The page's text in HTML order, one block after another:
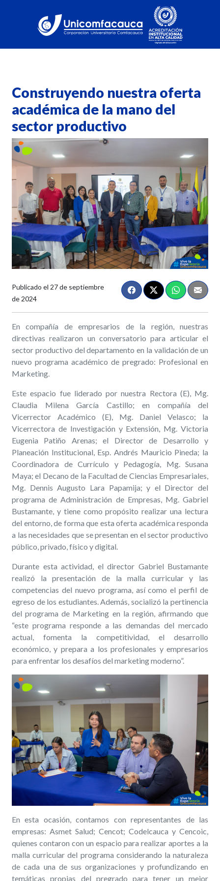
Construyendo nuestra oferta
académica de la mano del
sector productivo
Publicado el 27 de septiembre
de 2024
En compañía de empresarios de la región, nuestras
directivas realizaron un conversatorio para articular el
sector productivo del departamento en la validación de un
nuevo programa académico de pregrado: Profesional en
Marketing.
Este espacio fue liderado por nuestra Rectora (E), Mg.
Claudia Milena García Castillo; en compañía del
Vicerrector Académico (E), Mg. Daniel Velasco; la
Vicerrectora de Investigación y Extensión, Mg. Victoria
Eugenia Patiño Arenas; el Director de Desarrollo y
Planeación Institucional, Esp. Andrés Mauricio Pineda; la
Coordinadora de Currículo y Pedagogía, Mg. Susana
Maya; el Decano de la Facultad de Ciencias Empresariales,
Mg. Dennis Augusto Lara Papamija; y el Director del
programa de Administración de Empresas, Mg. Gabriel
Bustamante, y tiene como propósito realizar una lectura
del entorno, de forma que esta oferta académica responda
a las necesidades que se presentan en el sector productivo
público, privado, físico y digital.
Durante esta actividad, el director Gabriel Bustamante
realizó la presentación de la malla curricular y las
competencias del nuevo programa, así como el perfil de
egreso de los estudiantes. Además, socializó la pertinencia
del programa de Marketing en la región, afirmando que
“este programa responde a las demandas del mercado
actual, fomenta la competitividad, el desarrollo
económico, y prepara a los profesionales y empresarios
para enfrentar los desafíos del marketing moderno”.
En esta ocasión, contamos con representantes de las
empresas: Asmet Salud; Cencot; Codelcauca y Cencoic,
quienes contaron con un espacio para realizar aportes a la
malla curricular del programa considerando la naturaleza
de cada una de sus organizaciones y profundizando en
temáticas propias del pregrado para tener un mejor